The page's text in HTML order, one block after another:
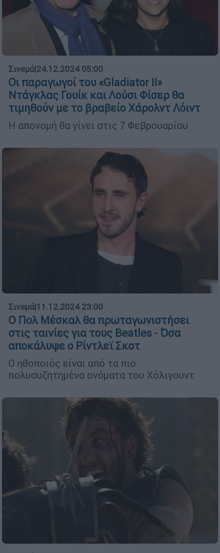
Σινεμά|24.12.2024 05:00
Οι παραγωγοί του «Gladiator II»
Ντάγκλας Γουίκ και Λούσι Φίσερ θα
τιμηθούν με το βραβείο Χάρολντ Λόιντ
Η απονομή θα γίνει στις 7 Φεβρουαρίου
Σινεμά|11.12.2024 23:00
Ο Πολ Μέσκαλ θα πρωταγωνιστήσει
στις ταινίες για τους Beatles - Όσα
αποκάλυψε ο Ρίντλεϊ Σκοτ
Ο ηθοποιός είναι από τα πιο
πολυσυζητημένα ονόματα του Χόλιγουντ